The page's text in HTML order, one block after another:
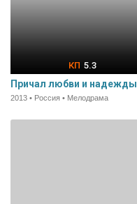
5.3
Причал любви и надежды
2013 • Россия • Мелодрама